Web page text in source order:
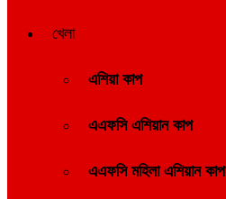
খেলা
এশিয়া কাপ
এএফসি এশিয়ান কাপ
এএফসি মহিলা এশিয়ান কাপ